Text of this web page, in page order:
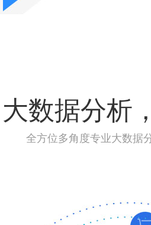
大数据分析
全方位多角度专业大数据